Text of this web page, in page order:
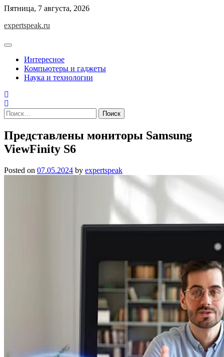
Skip
content
Пятница, 7 августа, 2026
expertspeak.ru
Интересное
Компьютеры и гаджеты
Наука и технологии
Найти:
Представлены мониторы Samsung
ViewFinity S6
Posted on 07.05.2024 by expertspeak